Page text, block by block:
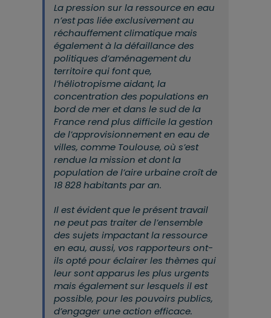
La pression sur la ressource en eau
n’est pas liée exclusivement au
réchauffement climatique mais
également à la défaillance des
politiques d’aménagement du
territoire qui font que,
l’héliotropisme aidant, la
concentration des populations en
bord de mer et dans le sud de la
France rend plus difficile la gestion
de l’approvisionnement en eau de
villes, comme Toulouse, où s’est
renduela mission et dont la
population de l’aire urbaine croît de
18 828 habitants par an.
Il est évident que le présent travail
ne peut pas traiter de l’ensemble
des sujets impactant la ressource
en eau, aussi, vos rapporteurs ont-
ils opté pour éclairer les thèmes qui
leur sont apparus les plus urgents
mais également sur lesquels il est
possible, pour les pouvoirs publics,
d’engager une action efficace.